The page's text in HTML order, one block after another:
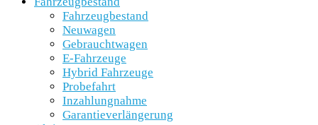
Fahrzeugbestand
Neuwagen
Gebrauchtwagen
E-Fahrzeuge
Hybrid Fahrzeuge
Probefahrt
Inzahlungnahme
Garantieverlängerung